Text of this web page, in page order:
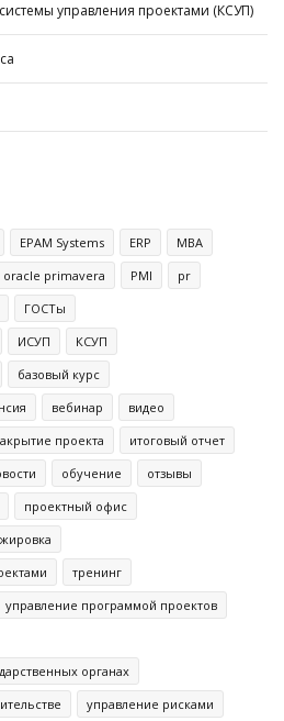
управления проектами (КСУП)
EPAM Systems ERP
MBA
oracle primavera PMI
pr
ГОСТы
ИСУП
КСУП
базовый курс
вебинар
видео
проекта
итоговый отчет
обучение
отзывы
проектный офис
тренинг
управление программой проектов
органах
управление рисками